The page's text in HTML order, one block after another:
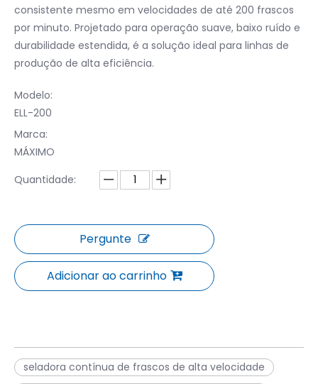
consistente mesmo em velocidades de até 200 frascos
por minuto. Projetado para operação suave, baixo ruído e
durabilidade estendida, é a solução ideal para linhas de
produção de alta eficiência.
Modelo:
ELL-200
Marca:
MÁXIMO
Quantidade:
Pergunte
Adicionar ao carrinho
seladora contínua de frascos de alta velocidade